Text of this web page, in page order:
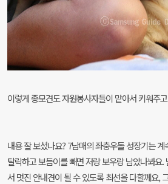
이렇게 종모견도 자원봉사자들이 맡아서 키워주
내용 잘 보셨나요? 7남매의 좌충우돌 성장기는
탈락하고 보듬이를 빼면 저랑 보우랑 남았나봐요
서 멋진 안내견이 될 수 있도록 최선을 다할께요,